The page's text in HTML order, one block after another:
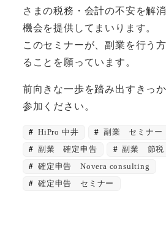
さまの税務・会計の不安を解
機会を提供してまいります。
このセミナーが、副業を行う
ることを願っています。
前向きな一歩を踏み出すきっ
参加ください。
HiPro 中井
副業 セミナー
副業 確定申告
副業 節税
確定申告 Novera consulting
確定申告 セミナー